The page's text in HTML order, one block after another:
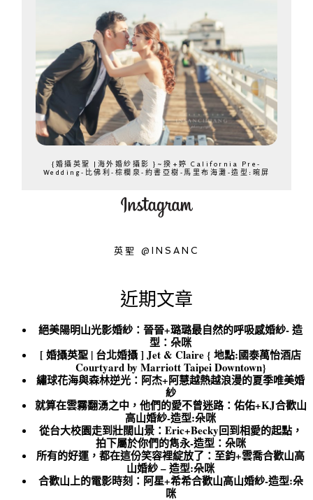
{婚攝英聖 |海外婚紗攝影 }~揆+婷 California Pre-
Wedding-比佛利-棕櫚泉-約書亞樹-馬里布海灘-造型:晼屏
英聖 @INSANC
近期文章
絕美陽明山光影婚紗：晉晉+璐璐最自然的呼吸感婚紗- 造
型：朵咪
[ 婚攝英聖 | 台北婚攝 ] Jet & Claire { 地點:國泰萬怡酒店
Courtyard by Marriott Taipei Downtown}
繡球花海與森林逆光：阿杰+阿慧越熱越浪漫的夏季唯美婚
紗
就算在雲霧翻湧之中，他們的愛不曾迷路：佑佑+KJ合歡山
高山婚紗-造型:朵咪
從台大校園走到壯闊山景：Eric+Becky回到相愛的起點，
拍下屬於你們的雋永-造型：朵咪
所有的好運，都在這份笑容裡綻放了：至鈞+雲喬合歡山高
山婚紗 – 造型:朵咪
合歡山上的電影時刻：阿星+希希合歡山高山婚紗-造型:朵
咪